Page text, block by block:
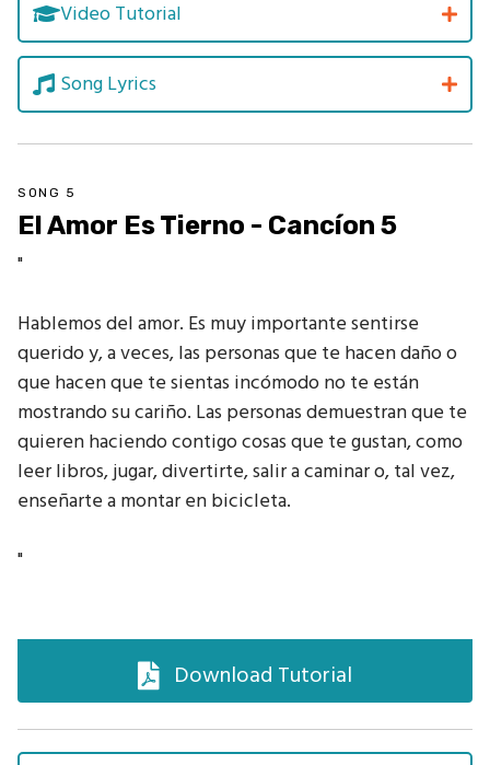
Video Tutorial
Song Lyrics
Download Tutorial
SONG 5
El Amor Es Tierno - Cancíon 5
"
Hablemos del amor. Es muy importante sentirse
querido y, a veces, las personas que te hacen daño o
que hacen que te sientas incómodo no te están
mostrando su cariño. Las personas demuestran que te
quieren haciendo contigo cosas que te gustan, como
leer libros, jugar, divertirte, salir a caminar o, tal vez,
enseñarte a montar en bicicleta.
"